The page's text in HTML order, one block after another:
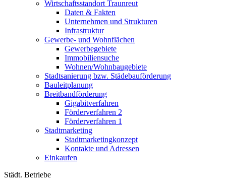
Wirtschaftsstandort Traunreut
Daten & Fakten
Unternehmen und Strukturen
Infrastruktur
Gewerbe- und Wohnflächen
Gewerbegebiete
Immobiliensuche
Wohnen/Wohnbaugebiete
Stadtsanierung bzw. Städebauförderung
Bauleitplanung
Breitbandförderung
Gigabitverfahren
Förderverfahren 2
Förderverfahren 1
Stadtmarketing
Stadtmarketingkonzept
Kontakte und Adressen
Einkaufen
Städt. Betriebe